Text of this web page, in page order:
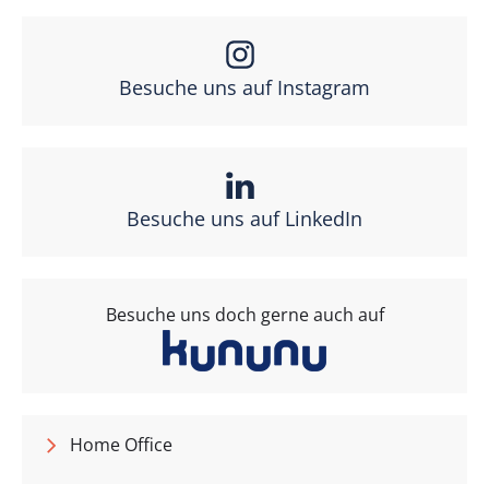
Besuche uns auf Instagram
Besuche uns auf LinkedIn
Besuche uns doch gerne auch auf
Home Office